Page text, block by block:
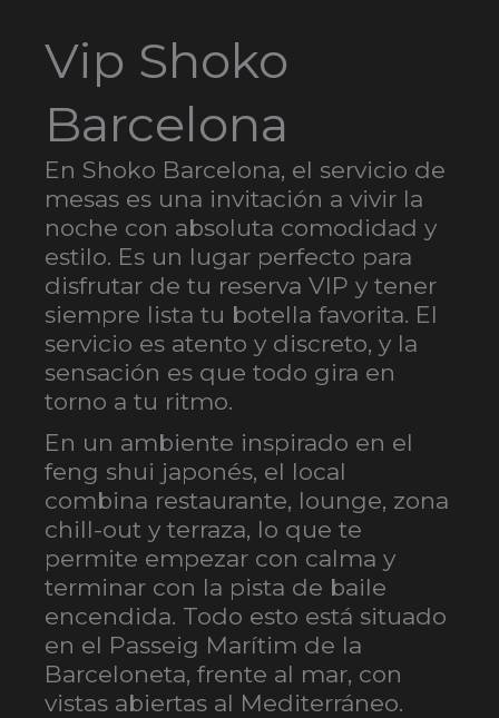
Vip Shoko
Barcelona
En Shoko Barcelona, el servicio de
mesas es una invitación a vivir la
noche con absoluta comodidad y
estilo. Es un lugar perfecto para
disfrutar de tu reserva VIP y tener
siempre lista tu botella favorita. El
servicio es atento y discreto, y la
sensación es que todo gira en
torno a tu ritmo.
En un ambiente inspirado en el
feng shui japonés, el local
combina restaurante, lounge, zona
chill-out y terraza, lo que te
permite empezar con calma y
terminar con la pista de baile
encendida. Todo esto está situado
en el Passeig Marítim de la
Barceloneta, frente al mar, con
vistas abiertas al Mediterráneo.